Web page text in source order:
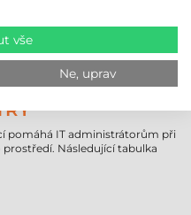
i otěru, což je ve výrobním
PD45 –
pomáhá IT administrátorům při
Následující tabulka
vše
Ne, uprav